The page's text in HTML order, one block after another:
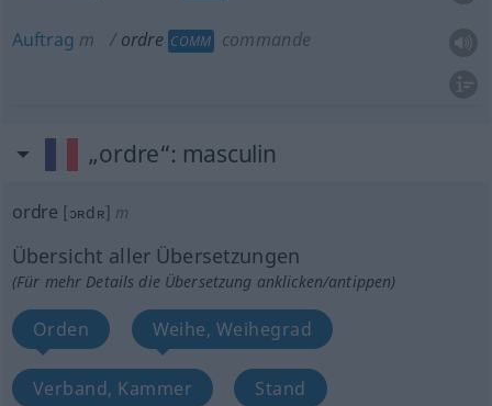
Auftrag m ordre COMM commande
„ordre“: masculin
ordre [ɔʀdʀ] m
Übersicht aller Übersetzungen
(Für mehr Details die Übersetzung anklicken/antippen)
Orden Weihe, Weihegrad
Verband, Kammer Stand